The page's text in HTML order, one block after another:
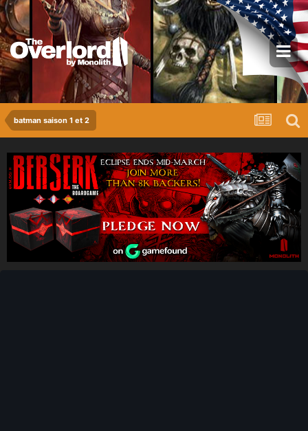
batman saison 1 et 2